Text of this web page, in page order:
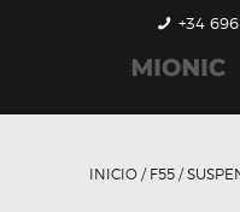
+34
INICIO / F55 /